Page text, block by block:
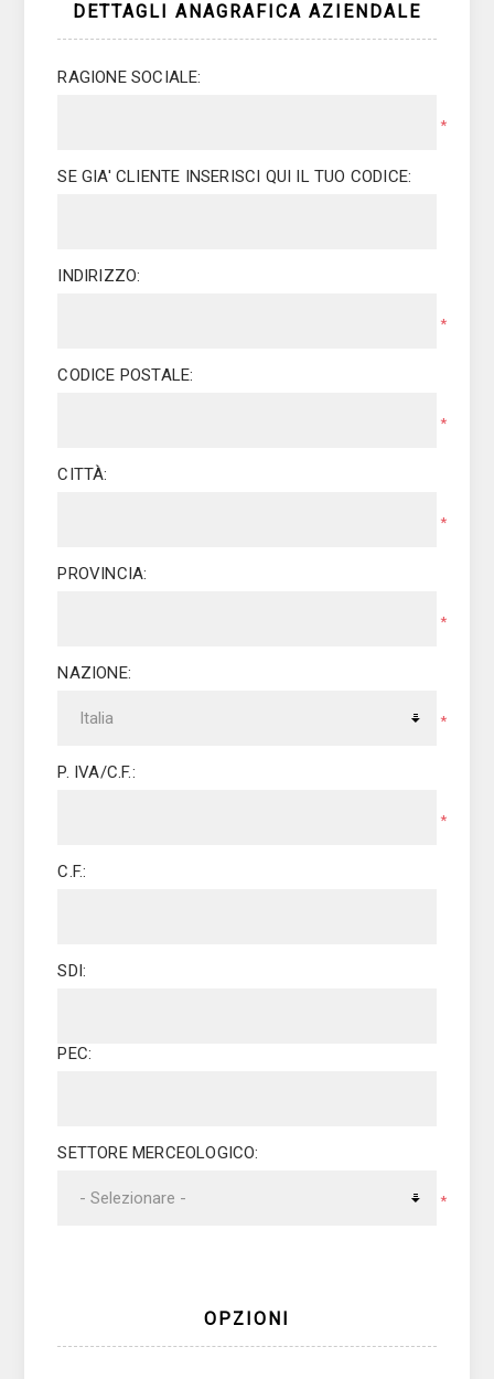
DETTAGLI ANAGRAFICA AZIENDALE
RAGIONE SOCIALE:
*
SE GIA' CLIENTE INSERISCI QUI IL TUO CODICE:
INDIRIZZO:
*
CODICE POSTALE:
*
CITTÀ:
*
PROVINCIA:
*
NAZIONE:
*
P. IVA/C.F.:
*
C.F.:
SDI:
PEC:
SETTORE MERCEOLOGICO:
*
OPZIONI